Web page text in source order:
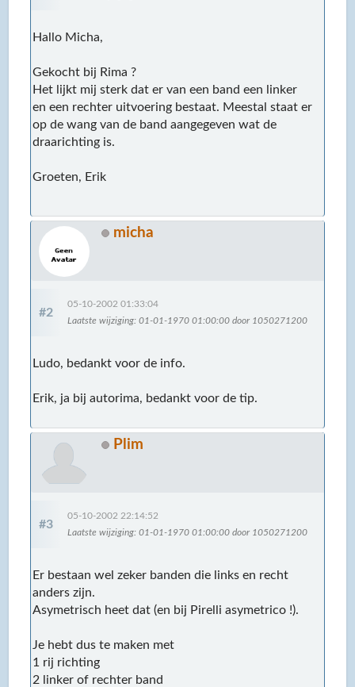
Hallo Micha,
Gekocht bij Rima ?
Het lijkt mij sterk dat er van een band een linker
en een rechter uitvoering bestaat. Meestal staat er
op de wang van de band aangegeven wat de
draarichting is.
Groeten, Erik
micha
#2
05-10-2002 01:33:04
Laatste wijziging: 01-01-1970 01:00:00 door 1050271200
Ludo, bedankt voor de info.
Erik, ja bij autorima, bedankt voor de tip.
Plim
#3
05-10-2002 22:14:52
Laatste wijziging: 01-01-1970 01:00:00 door 1050271200
Er bestaan wel zeker banden die links en recht
anders zijn.
Asymetrisch heet dat (en bij Pirelli asymetrico !).
Je hebt dus te maken met
1 rij richting
2 linker of rechter band